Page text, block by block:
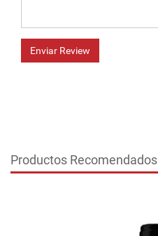
Enviar Review
Productos Recomendados